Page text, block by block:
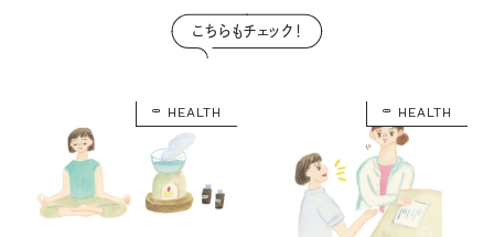
こちらもチェック！
HEALTH HEALTH